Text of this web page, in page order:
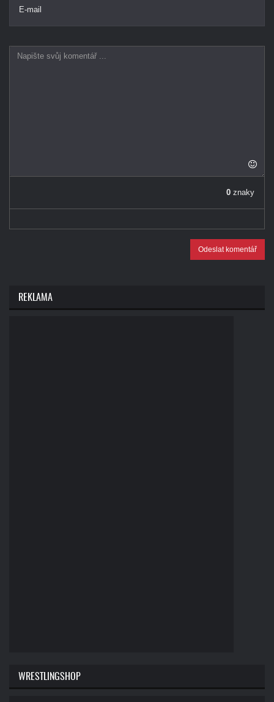
E-mail
0 znaky
Odeslat komentář
REKLAMA
WRESTLINGSHOP